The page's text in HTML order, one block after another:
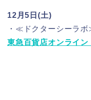
12月5日(土)
・≪ドクターシーラ
東急百貨店オンライン